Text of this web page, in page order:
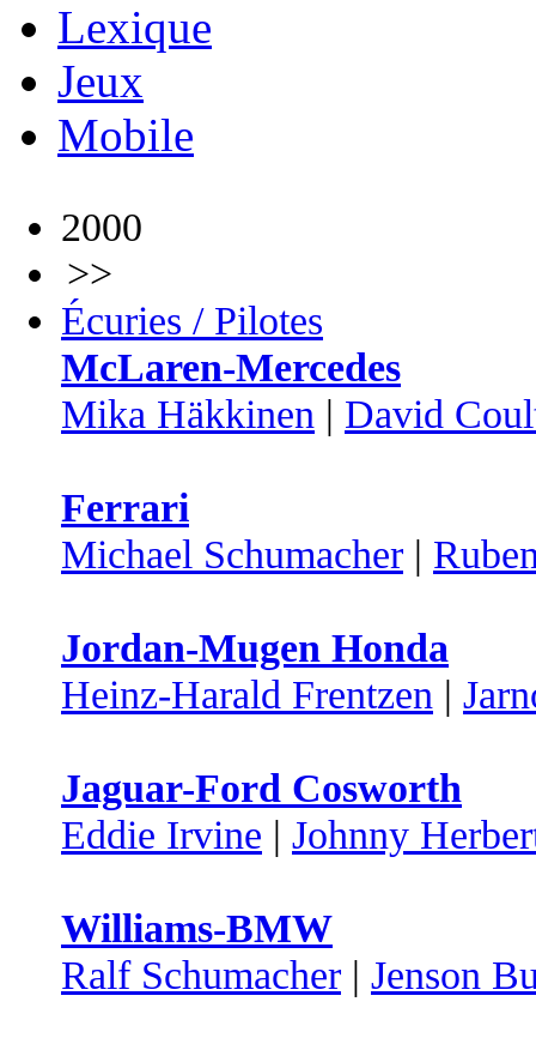
Lexique
Jeux
Mobile
2000
>>
Écuries / Pilotes
McLaren-Mercedes
Mika Häkkinen | David
Ferrari
Michael Schumacher |
Jordan-Mugen Honda
Heinz-Harald Frentzen |
Jaguar-Ford Cosworth
Eddie Irvine | Johnny
Williams-BMW
Ralf Schumacher | Jenson